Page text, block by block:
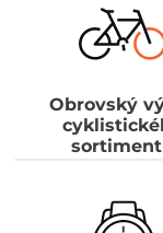
Obrovský